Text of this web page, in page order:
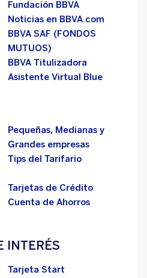
Fundación BBVA
Noticias en BBVA.com
BBVA SAF (FONDOS
MUTUOS)
BBVA Titulizadora
Asistente Virtual Blue
Pequeñas, Medianas y
Grandes empresas
Tips del Tarifario
Tarjetas de Crédito
Cuenta de Ahorros
INTERÉS
Tarjeta Start